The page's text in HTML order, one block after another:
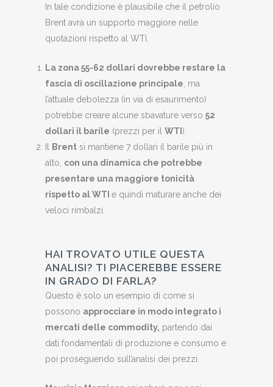
In tale condizione è plausibile che il petrolio
Brent avrà un supporto maggiore nelle
quotazioni rispetto al WTI.
La zona 55-62 dollari dovrebbe restare la
fascia di oscillazione principale , ma
l’attuale debolezza (in via di esaurimento)
potrebbe creare alcune sbavature verso 52
dollari il barile (prezzi per il WTI ).
Brent si mantiene 7 dollari il barile più in
alto, con una dinamica che potrebbe
presentare una maggiore tonicità
rispetto al WTI e quindi maturare anche dei
veloci rimbalzi.
HAI TROVATO UTILE QUESTA
ANALISI? TI PIACEREBBE ESSERE
IN GRADO DI FARLA?
Questo è solo un esempio di come si
possono approcciare in modo integrato i
mercati delle commodity, partendo dai
dati fondamentali di produzione e consumo e
poi proseguendo sull’analisi dei prezzi.